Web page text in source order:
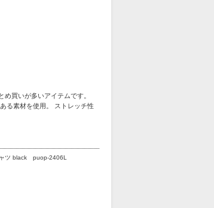
買いが多いアイテムです。
る素材を使用。 ストレッチ性
ツ black puop-2406L